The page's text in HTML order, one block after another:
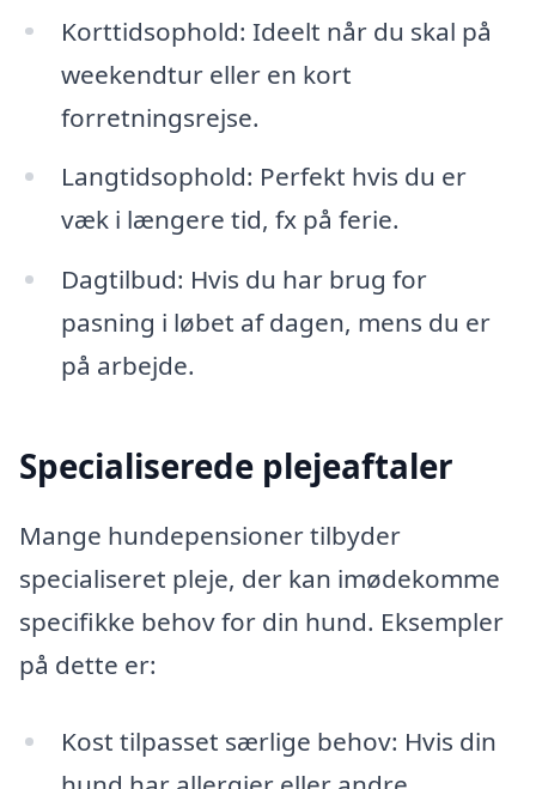
Korttidsophold: Ideelt når du skal på
weekendtur eller en kort
forretningsrejse.
Langtidsophold: Perfekt hvis du er
væk i længere tid, fx på ferie.
Dagtilbud: Hvis du har brug for
pasning i løbet af dagen, mens du er
på arbejde.
Specialiserede plejeaftaler
Mange hundepensioner tilbyder
specialiseret pleje, der kan imødekomme
specifikke behov for din hund. Eksempler
på dette er:
Kost tilpasset særlige behov: Hvis din